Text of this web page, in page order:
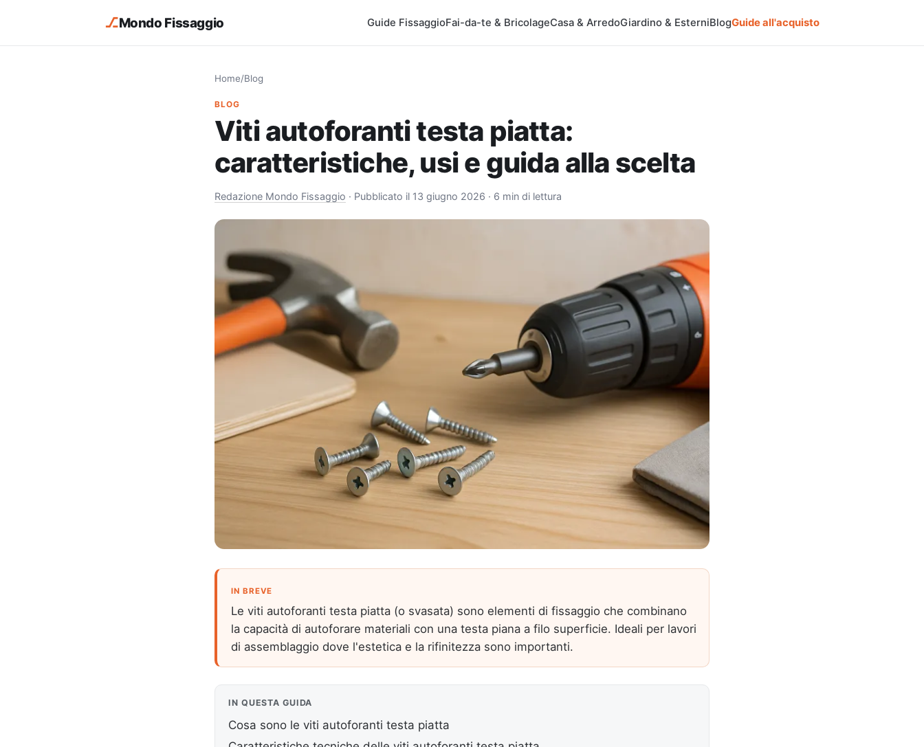
⎇Mondo Fissaggio Guide FissaggioFai-da-te & BricolageCasa & ArredoGiardino & EsterniBlogGuide all'acquisto
Home/Blog
BLOG
Viti autoforanti testa piatta:
caratteristiche, usi e guida alla scelta
Redazione Mondo Fissaggio · Pubblicato il 13 giugno 2026 · 6 min di lettura
IN BREVE
Le viti autoforanti testa piatta (o svasata) sono elementi di fissaggio che combinano
la capacità di autoforare materiali con una testa piana a filo superficie. Ideali per lavori
di assemblaggio dove l'estetica e la rifinitezza sono importanti.
IN QUESTA GUIDA
Cosa sono le viti autoforanti testa piatta